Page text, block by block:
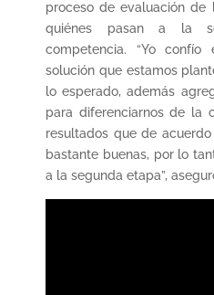
proceso de evaluación de
quiénes pasan a la
competencia. “Yo
solución que estamos
lo esperado, además
para diferenciarnos de la
resultados que de
bastante buenas, por lo
a la segunda etapa”,